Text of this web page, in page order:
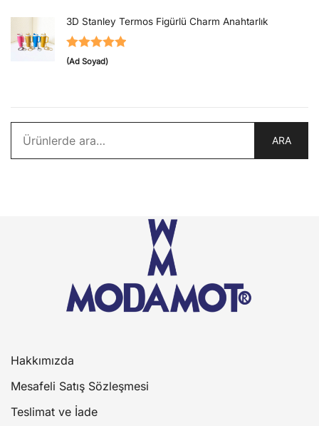
3D Stanley Termos Figürlü Charm Anahtarlık
5 üzerinden
(Ad Soyad)
ARA
Hakkımızda
Mesafeli Satış Sözleşmesi
Teslimat ve İade